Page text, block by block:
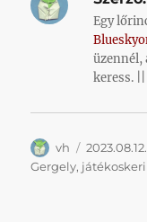
Egy
keress.
Szerző
vh Közzétéve
2023.08.12.
Gergely,